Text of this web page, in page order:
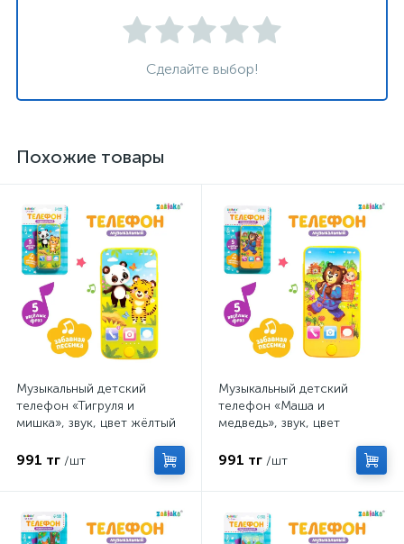
Сделайте выбор!
Похожие товары
Музыкальный детский
телефон «Тигруля и
мишка», звук, цвет жёлтый
991 тг /шт
Музыкальный детский
телефон «Маша и
медведь», звук, цвет
991 тг /шт